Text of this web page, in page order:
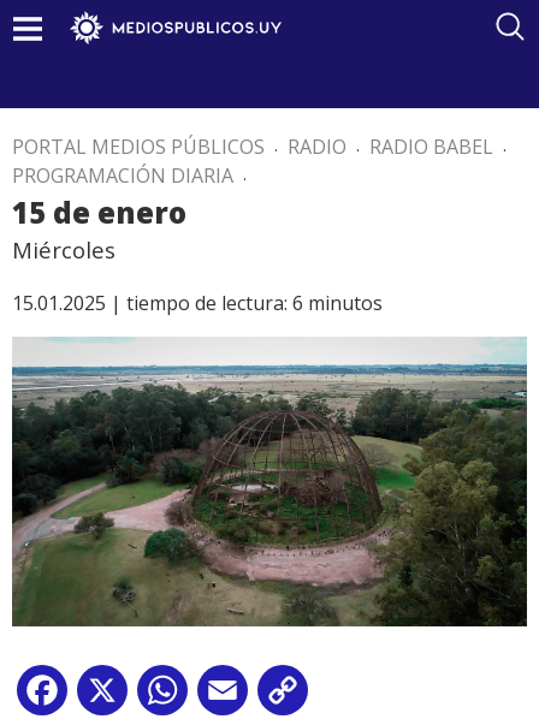
PORTAL MEDIOS PÚBLICOS . RADIO . RADIO BABEL .
PROGRAMACIÓN DIARIA .
15 de enero
Miércoles
15.01.2025 | tiempo de lectura: 6 minutos
Facebook
X WhatsApp
Email